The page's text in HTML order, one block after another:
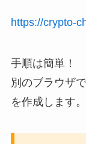
https://crypto-
手順は簡単！
別のブラウザ
を作成します。